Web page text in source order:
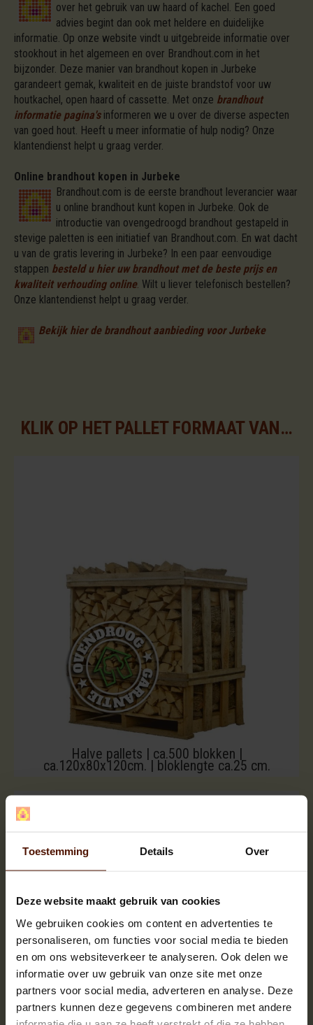
Toestemming Details Over
Deze website maakt gebruik van cookies
We gebruiken cookies om content en advertenties te
personaliseren, om functies voor social media te bieden
en om ons websiteverkeer te analyseren. Ook delen we
informatie over uw gebruik van onze site met onze
partners voor social media, adverteren en analyse. Deze
partners kunnen deze gegevens combineren met andere
over het gebruik van uw haard of kachel. Een goed
advies begint dan ook met heldere en duidelijke
informatie. Op onze website vindt u uitgebreide informatie over
stookhout in het algemeen en over Brandhout.com in het
bijzonder. Deze manier van brandhout kopen in Jurbeke
garandeert gemak, kwaliteit en de juiste brandstof voor uw
houtkachel, open haard of cassette. Met onze brandhout
informatie pagina'sinformeren we u over de diverse aspecten
van goed hout. Heeft u meer informatie of hulp nodig? Onze
klantendienst helpt u graag verder.
Online brandhout kopen in Jurbeke
Brandhout.com is de eerste brandhout leverancier waar
u online brandhout kunt kopen in Jurbeke. Ook de
introductie van ovengedroogd brandhout gestapeld in
stevige paletten is een initiatief van Brandhout.com. En wat dacht
u van de gratis levering in Jurbeke? In een paar eenvoudige
stappen besteld u hier uw brandhout met de beste prijs en
kwaliteit verhouding online. Wilt u liever telefonisch bestellen?
Onze klantendienst helpt u graag verder.
Bekijk hier de brandhout aanbieding voor Jurbeke
KLIK OP HET PALLET FORMAAT VAN UW KEUZE VOOR DE BESCHIKBARE ASSORTIMENTEN
Halve pallets | ca.500 blokken |
ca.120x80x120cm. | bloklengte ca.25 cm.